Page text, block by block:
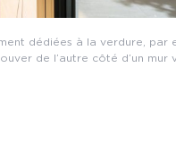
dédiées à la verdure, par
de l’autre côté d’un mur